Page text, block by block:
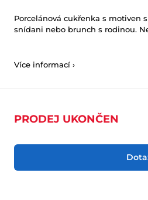
Porcelánová cukřenka s motiven
snídani nebo brunch s rodinou.
Více informací ›
PRODEJ UKONČEN